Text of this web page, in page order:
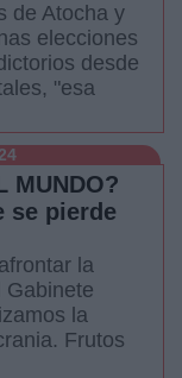
de Atocha y
elecciones
desde
"esa
MUNDO?
se pierde
la
Gabinete
la
Frutos